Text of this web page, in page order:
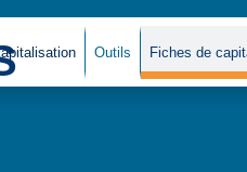
Outils Fiches de